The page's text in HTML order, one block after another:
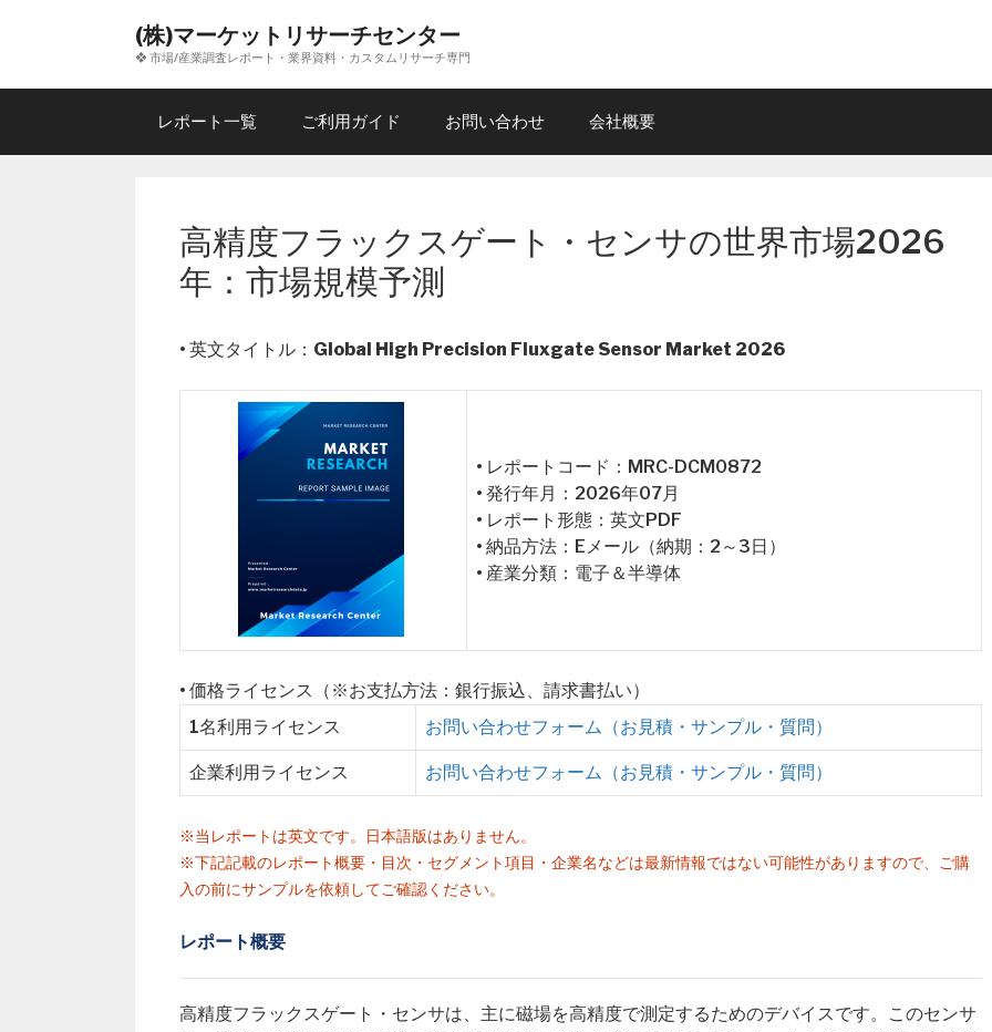
ン
(株)マーケットリサーチセンター
❖ 市場/産業調査レポート・業界資料・カスタムリサーチ専門
レポート一覧 ご利用ガイド お問い合わせ 会社概要
高精度フラックスゲート・センサの世界市場2026
年：市場規模予測
• 英文タイトル： Global High Precision Fluxgate Sensor Market 2026
• レポートコード：MRC-DCM0872
• 発行年月：2026年07月
• レポート形態：英文PDF
• 納品方法：Eメール（納期：2～3日）
• 産業分類：電子＆半導体
• 価格ライセンス（※お支払方法：銀行振込、請求書払い）
1名利用ライセンス
お問い合わせフォーム（お見積・サンプル・質問）
企業利用ライセンス お問い合わせフォーム（お見積・サンプル・質問）
※当レポートは英文です。日本語版はありません。
※下記記載のレポート概要・目次・セグメント項目・企業名などは最新情報ではない可能性がありますので、ご購
入の前にサンプルを依頼してご確認ください。
レポート概要
高精度フラックスゲート・センサは、主に磁場を高精度で測定するためのデバイスです。このセンサ